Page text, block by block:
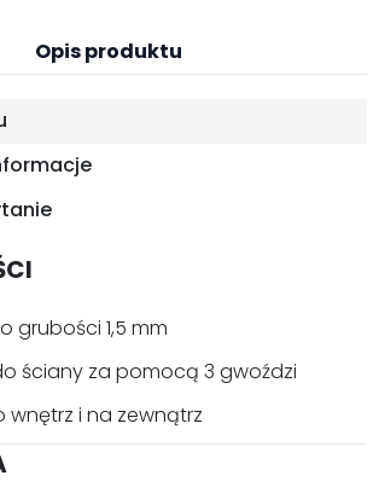
Opis produktu
grubości 1,5 mm
ściany za pomocą 3 gwoździ
wnętrz i na zewnątrz